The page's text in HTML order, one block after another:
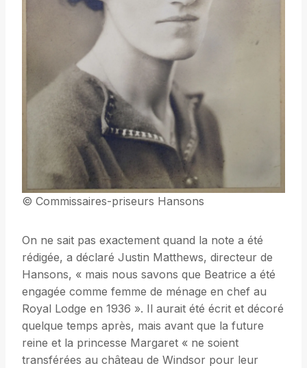
© Commissaires-priseurs Hansons
On ne sait pas exactement quand la note a été
rédigée, a déclaré Justin Matthews, directeur de
Hansons, « mais nous savons que Beatrice a été
engagée comme femme de ménage en chef au
Royal Lodge en 1936 ». Il aurait été écrit et décoré
quelque temps après, mais avant que la future
reine et la princesse Margaret « ne soient
transférées au château de Windsor pour leur